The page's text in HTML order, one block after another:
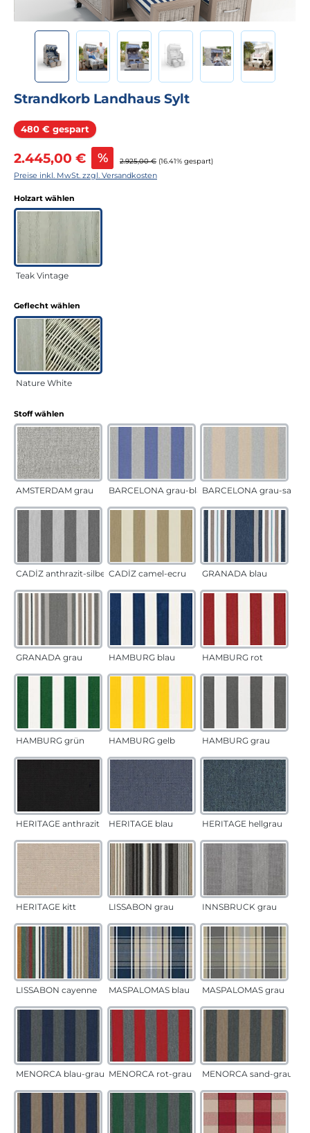
Strandkorb Landhaus Sylt
480 € gespart Rabatt
Verkaufspreis:
2.445,00 € % Regulärer Preis:
2.925,00 € (16.41% gespart)
Preise inkl. MwSt. zzgl. Versandkosten
Holzart wählen
Teak Vintage
Geflecht wählen
Nature White
Stoff wählen
AMSTERDAM grau BARCELONA grau-blauBARCELONA grau-sand
CADÍZ anthrazit-silber CADÍZ camel-ecru GRANADA blau
GRANADA grau HAMBURG blau HAMBURG rot
HAMBURG grün HAMBURG gelb HAMBURG grau
HERITAGE anthrazit HERITAGE blau HERITAGE hellgrau
HERITAGE kitt LISSABON grau INNSBRUCK grau
LISSABON cayenne MASPALOMAS blau MASPALOMAS grau
MENORCA blau-grau MENORCA rot-grau MENORCA sand-grau